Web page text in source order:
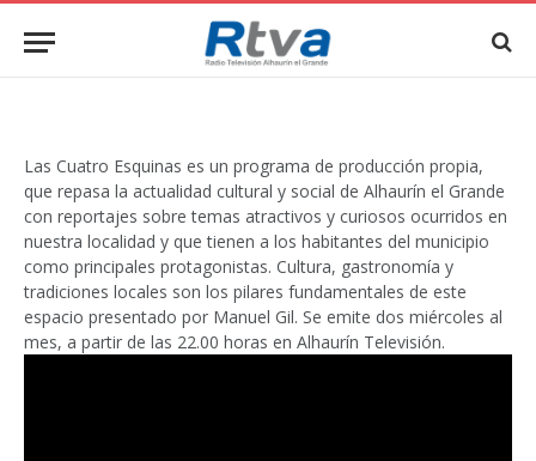
Las Cuatro Esquinas es un programa de producción propia,
que repasa la actualidad cultural y social de Alhaurín el Grande
con reportajes sobre temas atractivos y curiosos ocurridos en
nuestra localidad y que tienen a los habitantes del municipio
como principales protagonistas. Cultura, gastronomía y
tradiciones locales son los pilares fundamentales de este
espacio presentado por Manuel Gil. Se emite dos miércoles al
mes, a partir de las 22.00 horas en Alhaurín Televisión.